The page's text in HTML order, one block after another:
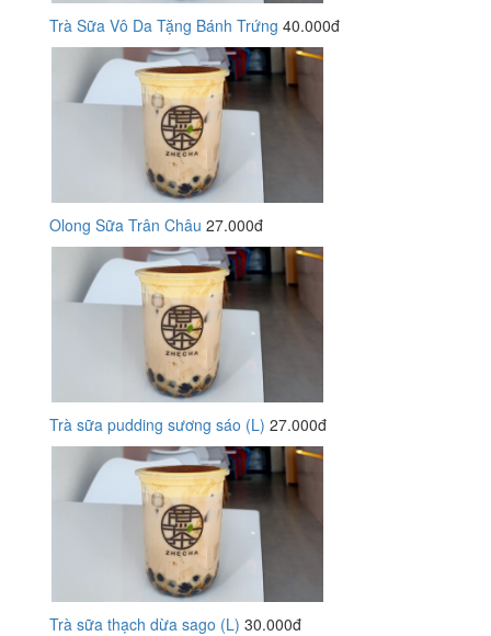
Trà Sữa Vô Da Tặng Bánh Trứng 40.000đ
Olong Sữa Trân Châu 27.000đ
Trà sữa pudding sương sáo (L) 27.000đ
Trà sữa thạch dừa sago (L) 30.000đ